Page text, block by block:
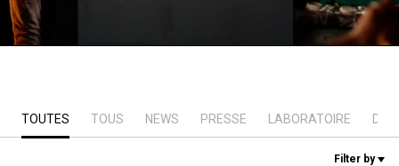
TOUTES TOUS NEWS PRESSE LABORATOIRE
Filter by
Histoire
Durabilité